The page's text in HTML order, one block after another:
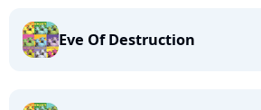
Eve Of Destruction